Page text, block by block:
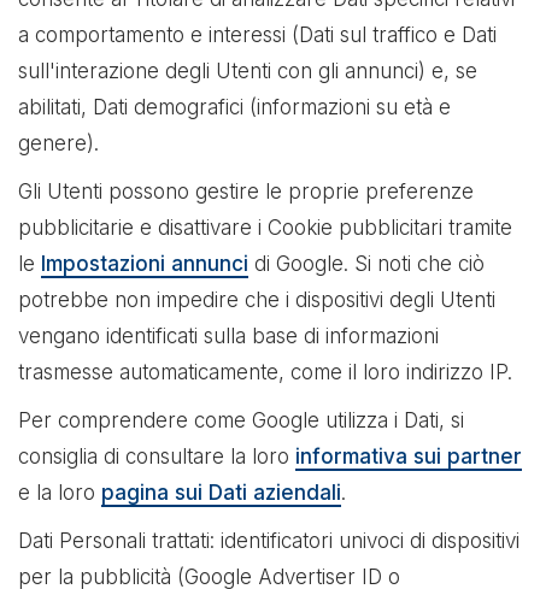
a comportamento e interessi (Dati sul traffico e Dati
sull'interazione degli Utenti con gli annunci) e, se
abilitati, Dati demografici (informazioni su età e
genere).
Gli Utenti possono gestire le proprie preferenze
pubblicitarie e disattivare i Cookie pubblicitari tramite
le Impostazioni annunci di Google. Si noti che ciò
potrebbe non impedire che i dispositivi degli Utenti
vengano identificati sulla base di informazioni
trasmesse automaticamente, come il loro indirizzo IP.
Per comprendere come Google utilizza i Dati, si
consiglia di consultare la loro informativa sui partner
e la loro pagina sui Dati aziendali.
Dati Personali trattati: identificatori univoci di dispositivi
per la pubblicità (Google Advertiser ID o